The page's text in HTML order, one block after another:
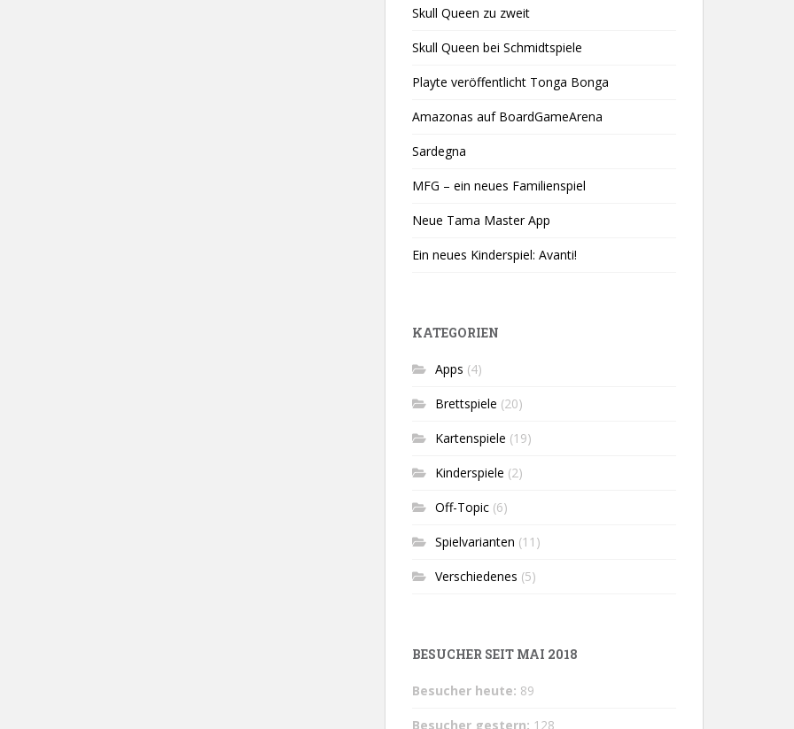
Skull Queen zu zweit
Skull Queen bei Schmidtspiele
Playte veröffentlicht Tonga Bonga
Amazonas auf BoardGameArena
Sardegna
MFG – ein neues Familienspiel
Neue Tama Master App
Ein neues Kinderspiel: Avanti!
KATEGORIEN
Apps (4)
Brettspiele (20)
Kartenspiele (19)
Kinderspiele (2)
Off-Topic (6)
Spielvarianten (11)
Verschiedenes (5)
BESUCHER SEIT MAI 2018
Besucher heute: 89
Besucher gestern: 128